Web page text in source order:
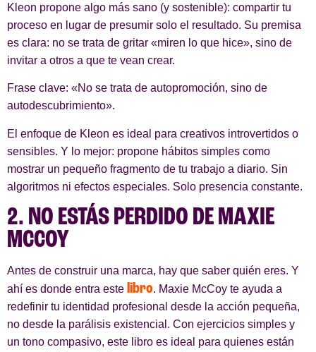
Kleon propone algo más sano (y sostenible): compartir tu
proceso en lugar de presumir solo el resultado. Su premisa
es clara: no se trata de gritar «miren lo que hice», sino de
invitar a otros a que te vean crear.
Frase clave: «No se trata de autopromoción, sino de
autodescubrimiento».
El enfoque de Kleon es ideal para creativos introvertidos o
sensibles. Y lo mejor: propone hábitos simples como
mostrar un pequeño fragmento de tu trabajo a diario. Sin
algoritmos ni efectos especiales. Solo presencia constante.
2. NO ESTÁS PERDIDO DE MAXIE
MCCOY
Antes de construir una marca, hay que saber quién eres. Y
ahí es donde entra este libro. Maxie McCoy te ayuda a
redefinir tu identidad profesional desde la acción pequeña,
no desde la parálisis existencial. Con ejercicios simples y
un tono compasivo, este libro es ideal para quienes están